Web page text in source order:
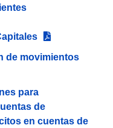
de movimientos
para
de
en cuentas de